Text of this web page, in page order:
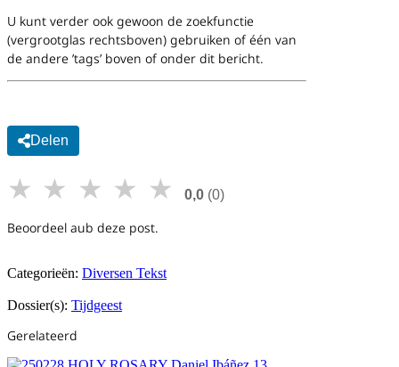
U kunt verder ook gewoon de zoekfunctie
(vergrootglas rechtsboven) gebruiken of één van
de andere ’tags’ boven of onder dit bericht.
Delen
★ ★ ★ ★ ★ 0,0 (0)
Beoordeel aub deze post.
Categorieën: Diversen Tekst
Dossier(s): Tijdgeest
Gerelateerd